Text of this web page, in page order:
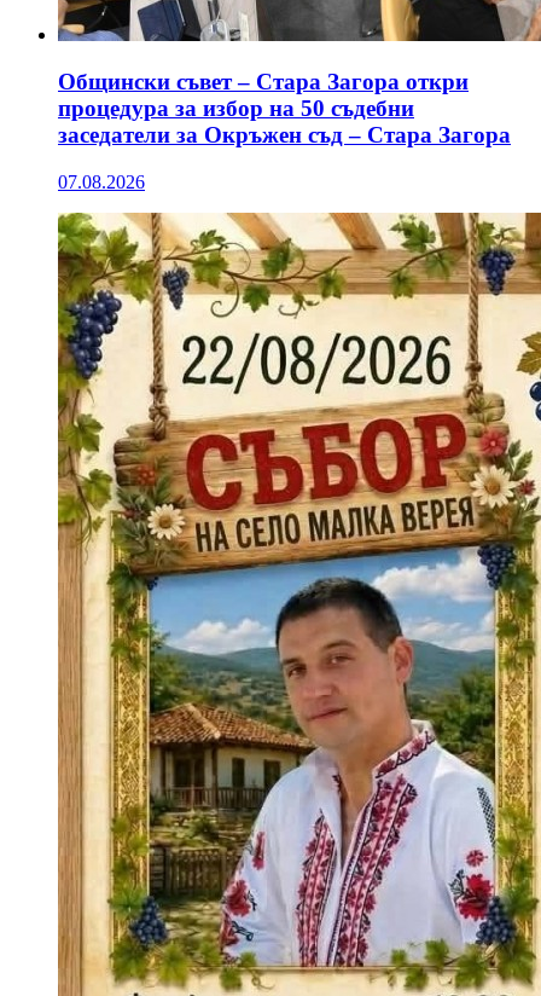
Общински съвет – Стара Загора откри
процедура за избор на 50 съдебни
заседатели за Окръжен съд – Стара Загора
07.08.2026